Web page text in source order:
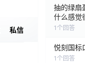
私信
抽的绿扇
什么感觉
1 个回答
悦刻国标
1 个回答